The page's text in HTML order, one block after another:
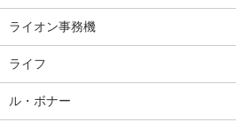
ライオン事務機
ライフ
ル・ボナー